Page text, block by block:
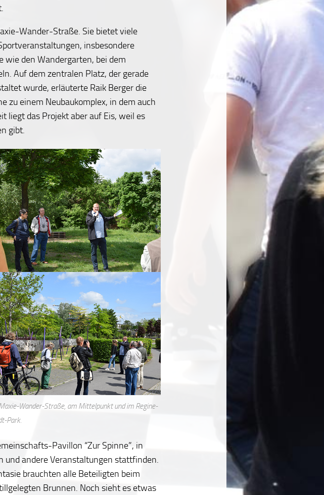
Wander-Straße. Sie bietet viele
insbesondere
wie den Wandergarten, bei dem
Auf dem zentralen Platz, der gerade
wurde, erläuterte Raik Berger die
zu einem Neubaukomplex, in dem auch
liegt das Projekt aber auf Eis, weil es
gibt.
Wander-Straße, am Mittelpunkt und im Regine-
Park.
Pavillon “Zur Spinne”, in
und andere Veranstaltungen stattfinden.
brauchten alle Beteiligten beim
Brunnen. Noch sieht es etwas